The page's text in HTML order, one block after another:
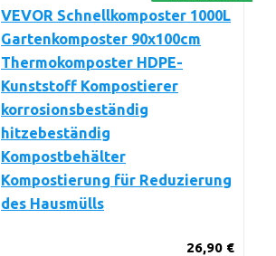
VEVOR Schnellkomposter 1000L
Gartenkomposter 90x100cm
Thermokomposter HDPE-
Kunststoff Kompostierer
korrosionsbeständig
hitzebeständig
Kompostbehälter
Kompostierung für Reduzierung
des Hausmülls
26,90 €